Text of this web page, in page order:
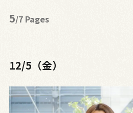
5/7 Pages
12/5（金）